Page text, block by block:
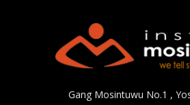
Gang Mosintuwu No.1 ,